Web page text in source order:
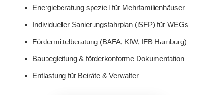
Energieberatung speziell für Mehrfamilienhäuser
Individueller Sanierungsfahrplan (iSFP) für WEGs
Fördermittelberatung (BAFA, KfW, IFB Hamburg)
Baubegleitung & förderkonforme Dokumentation
Entlastung für Beiräte & Verwalter